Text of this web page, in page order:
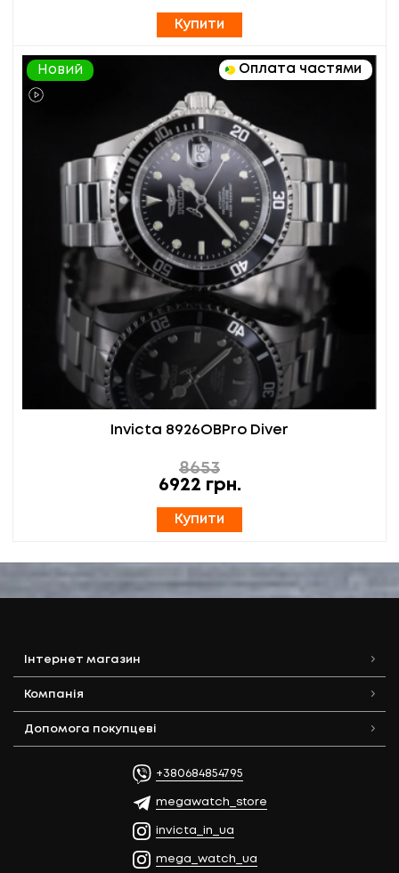
Купити
Новий Оплата частями
Invicta 8926OBPro Diver
8653
6922 грн.
Купити
Інтернет магазин
Компанія
Допомога покупцеві
+380684854795
megawatch_store
invicta_in_ua
mega_watch_ua